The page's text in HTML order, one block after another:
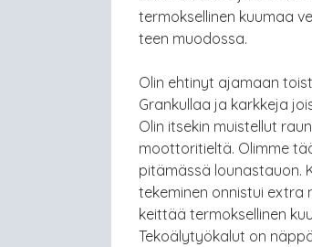
termoksellinen kuumaa
teen muodossa.
Olin ehtinyt ajamaan
Grankullaa ja karkkeja
Olin itsekin muistellut
moottoritieltä. Olimme
pitämässä lounastauon.
tekeminen onnistui extra
keittää termoksellinen
Tekoälytyökalut on